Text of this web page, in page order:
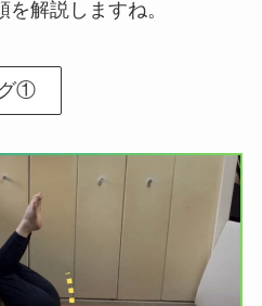
解説しますね。
グ①